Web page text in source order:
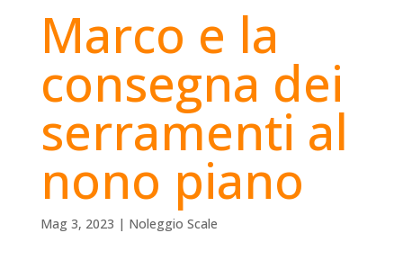
Marco e la
consegna dei
serramenti al
nono piano
Mag 3, 2023 | Noleggio Scale